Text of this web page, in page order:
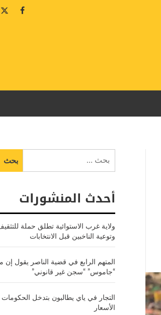
عن:
أحدث المنشورات
ولاية غرب الاستوائية تطلق حملة
وتوعية الناخبين قبل الانتخابات
المتهم الرابع في قضية الناصر يقول إن
“جاموس” “سجن غير قانوني”
التجار في ياي يطالبون بتدخل
الأسعار